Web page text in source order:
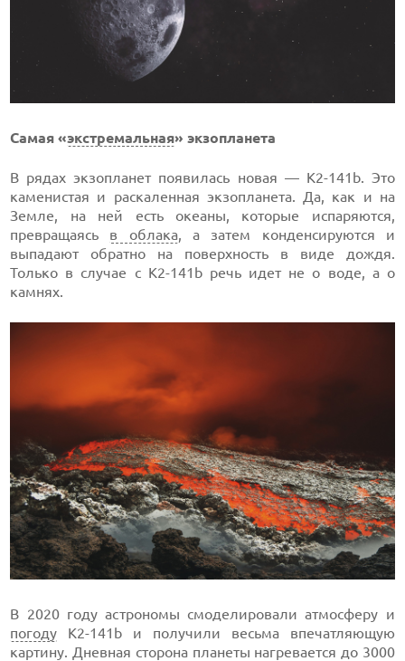
Самая «экстремальная» экзопланета
В рядах экзопланет появилась новая — K2-141b. Это
каменистая и раскаленная экзопланета. Да, как и на
Земле, на ней есть океаны, которые испаряются,
превращаясь в облака, а затем конденсируются и
выпадают обратно на поверхность в виде дождя.
Только в случае с K2-141b речь идет не о воде, а о
камнях.
В 2020 году астрономы смоделировали атмосферу и
погоду K2-141b и получили весьма впечатляющую
картину. Дневная сторона планеты нагревается до 3000